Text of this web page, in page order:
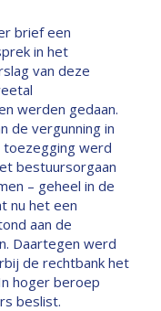
brief een
in het
van deze
werden gedaan.
de vergunning in
werd
bestuursorgaan
– geheel in de
nu het een
aan de
Daartegen werd
de rechtbank het
hoger beroep
beslist.